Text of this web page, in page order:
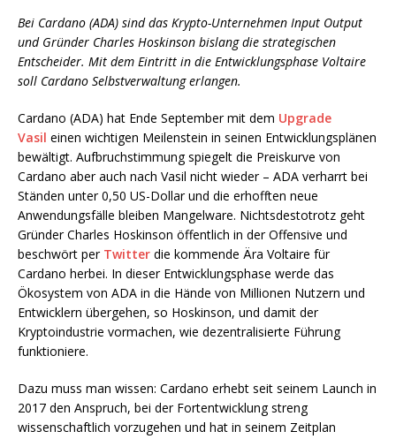
Bei Cardano (ADA) sind das Krypto-Unternehmen Input Output
und Gründer Charles Hoskinson bislang die strategischen
Entscheider. Mit dem Eintritt in die Entwicklungsphase Voltaire
soll Cardano Selbstverwaltung erlangen.
Cardano (ADA) hat Ende September mit dem Upgrade
Vasil einen wichtigen Meilenstein in seinen Entwicklungsplänen
bewältigt. Aufbruchstimmung spiegelt die Preiskurve von
Cardano aber auch nach Vasil nicht wieder – ADA verharrt bei
Ständen unter 0,50 US-Dollar und die erhofften neue
Anwendungsfälle bleiben Mangelware. Nichtsdestotrotz geht
Gründer Charles Hoskinson öffentlich in der Offensive und
beschwört per Twitter die kommende Ära Voltaire für
Cardano herbei. In dieser Entwicklungsphase werde das
Ökosystem von ADA in die Hände von Millionen Nutzern und
Entwicklern übergehen, so Hoskinson, und damit der
Kryptoindustrie vormachen, wie dezentralisierte Führung
funktioniere.
Dazu muss man wissen: Cardano erhebt seit seinem Launch in
2017 den Anspruch, bei der Fortentwicklung streng
wissenschaftlich vorzugehen und hat in seinem Zeitplan